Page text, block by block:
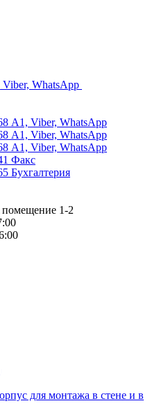
WhatsApp
А1, Viber, WhatsApp
А1, Viber, WhatsApp
А1, Viber, WhatsApp
Факс
Бухгалтерия
1-2
для монтажа в стене и в